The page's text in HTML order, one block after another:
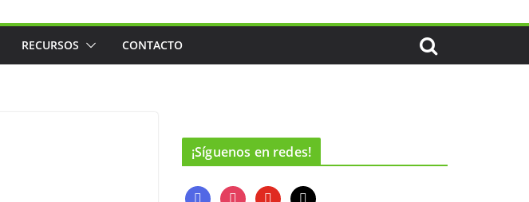
RECURSOS CONTACTO
¡Síguenos en redes!
f
i
y
m